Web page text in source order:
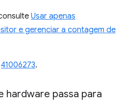
Usar apenas
e gerenciar a contagem de
41006273.
hardware passa para